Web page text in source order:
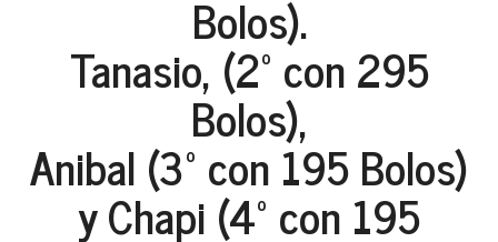
Bolos).
Tanasio, (2º con 295
Bolos),
Anibal (3º con 195 Bolos)
y Chapi (4º con 195